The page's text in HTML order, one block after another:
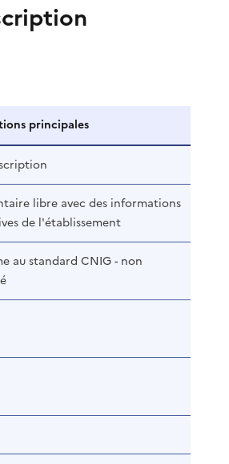
principales
libre avec des informations
de l'établissement
au standard CNIG - non